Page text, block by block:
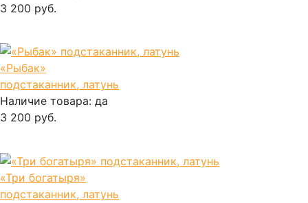
3 200 руб.
«Рыбак»
подстаканник, латунь
Наличие товара: да
3 200 руб.
«Три богатыря»
подстаканник, латунь